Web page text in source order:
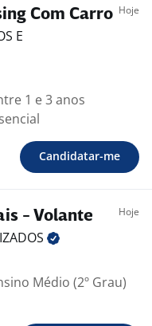
Com Carro Hoje
E
1 e 3 anos
Candidatar-me
- Volante Hoje
Médio (2º Grau)